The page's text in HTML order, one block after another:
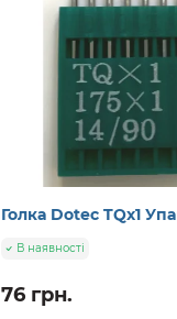
Голка Dotec TQx1
В наявності
76 грн.